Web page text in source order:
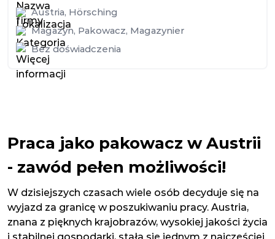
Austria, Hörsching
Magazyn, Pakowacz, Magazynier
Bez doświadczenia
Praca jako pakowacz w Austrii
- zawód pełen możliwości!
W dzisiejszych czasach wiele osób decyduje się na
wyjazd za granicę w poszukiwaniu pracy. Austria,
znana z pięknych krajobrazów, wysokiej jakości życia